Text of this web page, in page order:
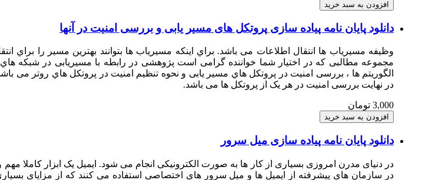
دانلود پایان نامه پیاده سازی پروتکل های مسیر یابی و بررسی امنیت در آنها‎
وظیفه مسیریاب ها انتقال اطلاعات می باشد. براي اینکه مسیریاب ها بتوانند بهترین مسیر را براي
مجموعه مطالبی که در اختیار شما خواننده گرامی است پژوهشی در رابطه با مسیریابی در شبکه هاي
الگوریتم ها ، بررسی امنیت در پروتکل هاي مسیر یابی و نحوه تنظیم امنیت در پروتکل هاي روتر می
در نهایت بررسی امنیت در هر یک از پروتکل ها می باشد.
3,000 تومان
دانلود پایان نامه پیاده سازی میل سرور
در دنیای مدرن امروزی بسیاری از کار ها به صورت الکترونیکی انجام می شود. ایمیل یک ابزار کاملا